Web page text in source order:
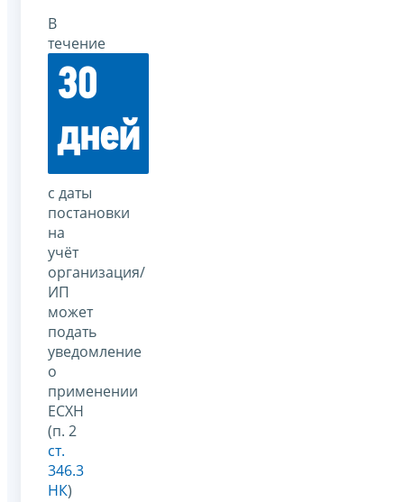
В
течение
30
дней
с даты
постановки
на
учёт
организация/
ИП
может
подать
уведомление
о
применении
ЕСХН
(п. 2
ст.
346.3
НК)